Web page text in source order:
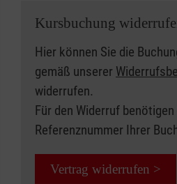
Kursbuchung
Hier können Sie die
gemäß unserer
widerrufen.
Für den Widerruf benötigen
Referenznummer Ihrer
Vertrag widerrufen >